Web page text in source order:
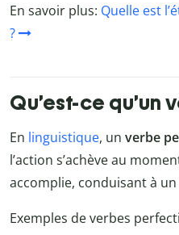
En savoir plus: Quelle est
?
Qu’est-ce
En linguistique, un verbe
l’action s’achève au
accomplie, conduisant à
Exemples de verbes